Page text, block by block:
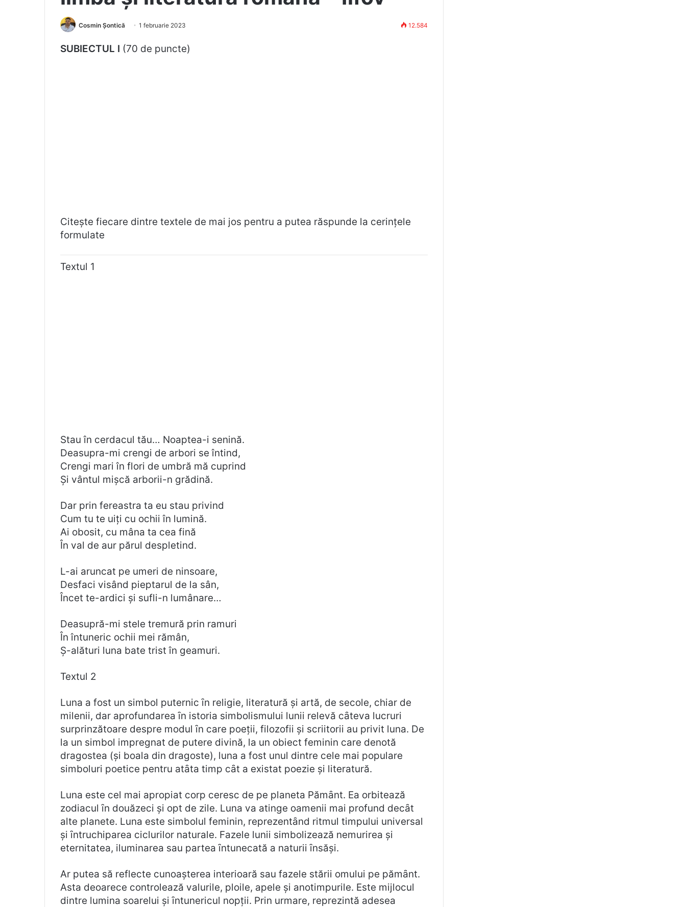
Cosmin Șontică 1 februarie 2023 12.584
SUBIECTUL I (70 de puncte)
Citește fiecare dintre textele de mai jos pentru a putea răspunde la cerințele
formulate
Textul 1
Stau în cerdacul tău… Noaptea-i senină.
Deasupra-mi crengi de arbori se întind,
Crengi mari în flori de umbră mă cuprind
Și vântul mișcă arborii-n grădină.
Dar prin fereastra ta eu stau privind
Cum tu te uiți cu ochii în lumină.
Ai obosit, cu mâna ta cea fină
În val de aur părul despletind.
L-ai aruncat pe umeri de ninsoare,
Desfaci visând pieptarul de la sân,
Încet te-ardici și sufli-n lumânare…
Deasupră-mi stele tremură prin ramuri
În întuneric ochii mei rămân,
Ș-alături luna bate trist în geamuri.
Textul 2
Luna a fost un simbol puternic ȋn religie, literatură și artă, de secole, chiar de
milenii, dar aprofundarea ȋn istoria simbolismului lunii relevă cȃteva lucruri
surprinzătoare despre modul ȋn care poeții, filozofii și scriitorii au privit luna. De
la un simbol impregnat de putere divină, la un obiect feminin care denotă
dragostea (și boala din dragoste), luna a fost unul dintre cele mai populare
simboluri poetice pentru atȃta timp cȃt a existat poezie și literatură.
Luna este cel mai apropiat corp ceresc de pe planeta Pămȃnt. Ea orbitează
zodiacul ȋn douăzeci și opt de zile. Luna va atinge oamenii mai profund decȃt
alte planete. Luna este simbolul feminin, reprezentȃnd ritmul timpului universal
și ȋntruchiparea ciclurilor naturale. Fazele lunii simbolizează nemurirea și
eternitatea, iluminarea sau partea ȋntunecată a naturii ȋnsăși.
Ar putea să reflecte cunoașterea interioară sau fazele stării omului pe pămȃnt.
Asta deoarece controlează valurile, ploile, apele și anotimpurile. Este mijlocul
dintre lumina soarelui și ȋntunericul nopții. Prin urmare, reprezintă adesea